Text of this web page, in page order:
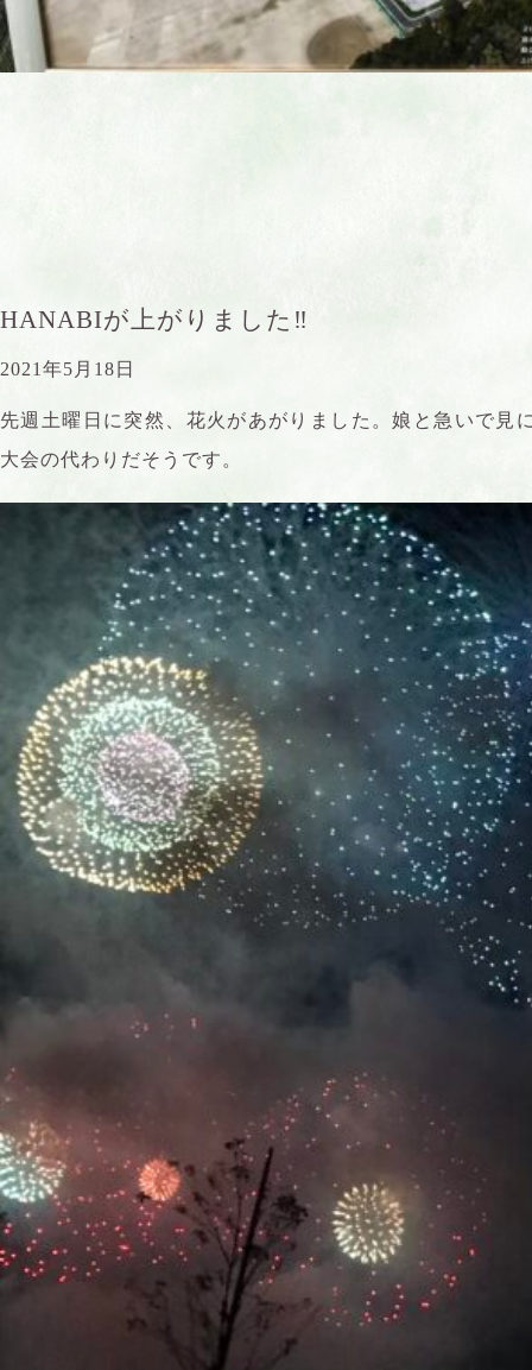
HANABIが上がりました‼︎
2021年5月18日
先週土曜日に突然、花火があがりました。娘と急いで見
大会の代わりだそうです。